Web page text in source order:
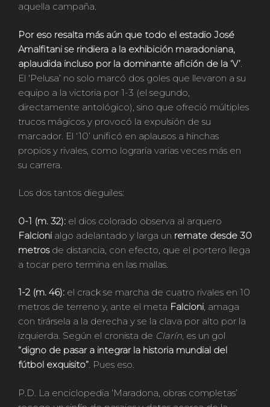
aquella campaña.
Por eso resalta más aún que todo el estadio José
Amalfitani se rindiera a la exhibición maradoniana,
aplaudida incluso por la dominante afición de la ‘V’
El ‘Pelusa’ no solo marcó dos goles que llevaron a su
equipo a la victoria por 1-3 (el segundo,
directamente antológico), sino que ofreció múltiples
trucos mágicos y provocó la expulsión de su
marcador. El ‘10’ unificó en aplausos a hinchas
propios y rivales, como lograría varias veces más en
su carrera.
Los dos tantos dieguiles:
0-1 (m. 32): el dios colorado observa al arquero
Falcioni algo adelantado y larga un remate desde 30
metrosde distancia, con efecto, que el portero llega
a tocar pero termina en las mallas.
1-2 (m. 46): el crack se marcha de cuatro rivales en 10
metros de terreno y, ante el meta Falcioni, amaga
con tirársela a la derecha y se la clava por alto por la
izquierda. Según el cronista de Clarín, es un gol
“digno de pasar a integrar la historia mundial del
fútbol exquisito”. Pues eso.
P.D. La enciclopedia ‘Maradona, obras completas’